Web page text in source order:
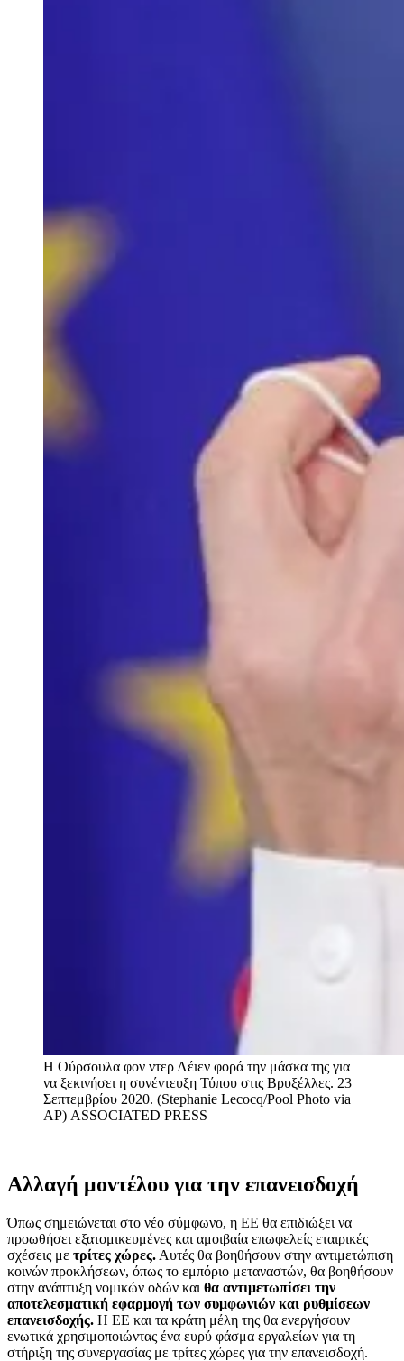
H Oύρσουλα φον ντερ Λέιεν φορά την μάσκα της για
να ξεκινήσει η συνέντευξη Τύπου στις Βρυξέλλες. 23
Σεπτεμβρίου 2020. (Stephanie Lecocq/Pool Photo via
AP) ASSOCIATED PRESS
Αλλαγή μοντέλου για την επανεισδοχή
Όπως σημειώνεται στο νέο σύμφωνο, η ΕΕ θα επιδιώξει να
προωθήσει εξατομικευμένες και αμοιβαία επωφελείς εταιρικές
σχέσεις με τρίτες χώρες. Αυτές θα βοηθήσουν στην αντιμετώπιση
κοινών προκλήσεων, όπως το εμπόριο μεταναστών, θα βοηθήσουν
στην ανάπτυξη νομικών οδών και θα αντιμετωπίσει την
αποτελεσματική εφαρμογή των συμφωνιών και ρυθμίσεων
επανεισδοχής. Η ΕΕ και τα κράτη μέλη της θα ενεργήσουν
ενωτικά χρησιμοποιώντας ένα ευρύ φάσμα εργαλείων για τη
στήριξη της συνεργασίας με τρίτες χώρες για την επανεισδοχή.